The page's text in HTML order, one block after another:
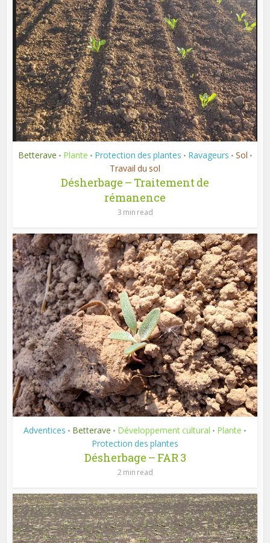
Betterave • Plante • Protection des plantes • Ravageurs • Sol •
Travail du sol
Désherbage – Traitement de
rémanence
3 min read
Adventices • Betterave • Développement cultural • Plante •
Protection des plantes
Désherbage – FAR 3
2 min read